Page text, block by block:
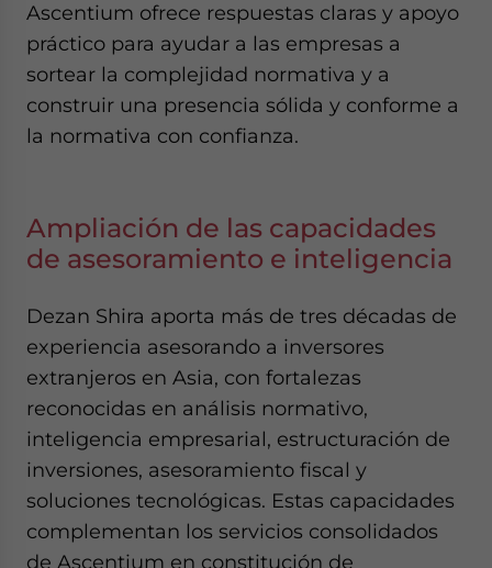
Ascentium ofrece respuestas claras y apoyo
práctico para ayudar a las empresas a
sortear la complejidad normativa y a
construir una presencia sólida y conforme a
la normativa con confianza.
Ampliación de las capacidades
de asesoramiento e inteligencia
Dezan Shira aporta más de tres décadas de
experiencia asesorando a inversores
extranjeros en Asia, con fortalezas
reconocidas en análisis normativo,
inteligencia empresarial, estructuración de
inversiones, asesoramiento fiscal y
soluciones tecnológicas. Estas capacidades
complementan los servicios consolidados
de Ascentium en constitución de